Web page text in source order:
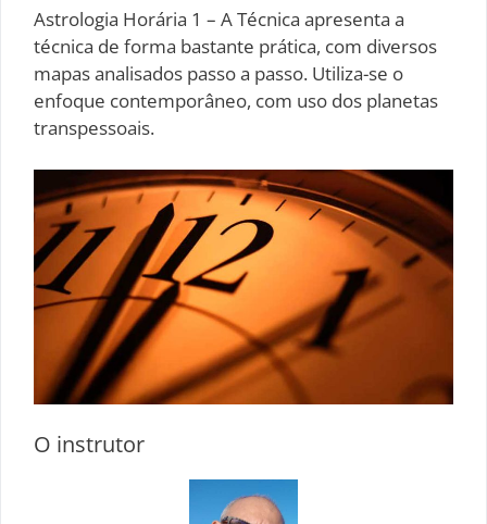
Astrologia Horária 1 – A Técnica apresenta a
técnica de forma bastante prática, com diversos
mapas analisados passo a passo. Utiliza-se o
enfoque contemporâneo, com uso dos planetas
transpessoais.
O instrutor